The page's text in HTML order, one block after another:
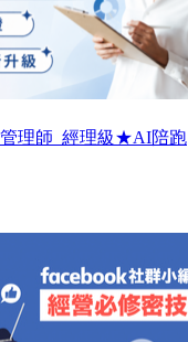
理師_經理級★AI陪跑